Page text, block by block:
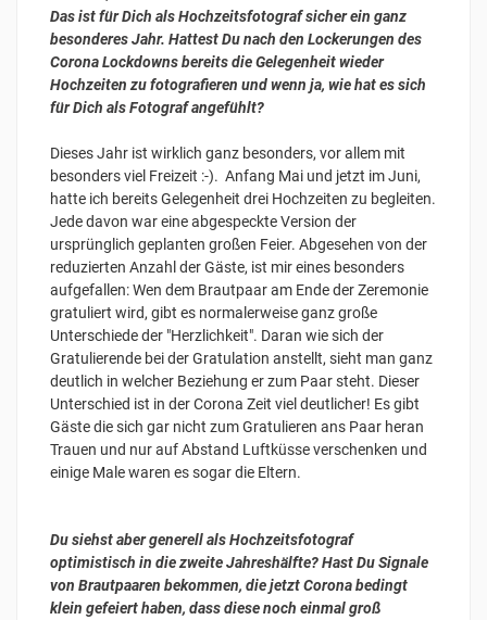
Das ist für Dich als Hochzeitsfotograf sicher ein ganz
besonderes Jahr. Hattest Du nach den Lockerungen des
Corona Lockdowns bereits die Gelegenheit wieder
Hochzeiten zu fotografieren und wenn ja, wie hat es sich
für Dich als Fotograf angefühlt?
Dieses Jahr ist wirklich ganz besonders, vor allem mit
besonders viel Freizeit :-). Anfang Mai und jetzt im Juni,
hatte ich bereits Gelegenheit drei Hochzeiten zu begleiten.
Jede davon war eine abgespeckte Version der
ursprünglich geplanten großen Feier. Abgesehen von der
reduzierten Anzahl der Gäste, ist mir eines besonders
aufgefallen: Wen dem Brautpaar am Ende der Zeremonie
gratuliert wird, gibt es normalerweise ganz große
Unterschiede der "Herzlichkeit". Daran wie sich der
Gratulierende bei der Gratulation anstellt, sieht man ganz
deutlich in welcher Beziehung er zum Paar steht. Dieser
Unterschied ist in der Corona Zeit viel deutlicher! Es gibt
Gäste die sich gar nicht zum Gratulieren ans Paar heran
Trauen und nur auf Abstand Luftküsse verschenken und
einige Male waren es sogar die Eltern.
Du siehst aber generell als Hochzeitsfotograf
optimistisch in die zweite Jahreshälfte? Hast Du Signale
von Brautpaaren bekommen, die jetzt Corona bedingt
klein gefeiert haben, dass diese noch einmal groß